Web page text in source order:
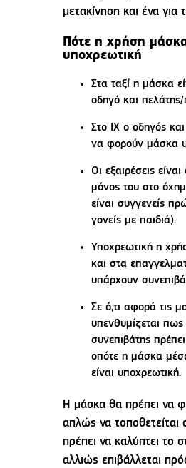
μετακίνηση και ένα
Πότε η χρήση
υποχρεωτική
Στα ταξί η μάσκα
οδηγό και πελάτης/
Στο ΙΧ ο οδηγός
να φορούν μάσκα
Οι εξαιρέσεις
μόνος του στο
είναι συγγενείς
γονείς με παιδιά).
Υποχρεωτική η
και στα
υπάρχουν
Σε ό,τι αφορά τις
υπενθυμίζεται πως
συνεπιβάτης
οπότε η μάσκα
είναι υποχρεωτική.
Η μάσκα θα πρέπει να
απλώς να
πρέπει να καλύπτει το
αλλιώς επιβάλλεται